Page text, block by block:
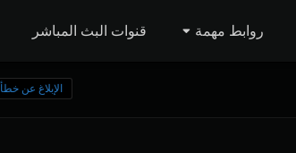
روابط مهمة قنوات البث المباشر
الإبلاغ عن خطأ